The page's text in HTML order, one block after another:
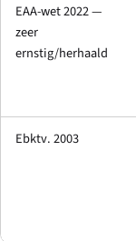
EAA-wet 2022 —
zeer
ernstig/herhaald
Ebktv. 2003